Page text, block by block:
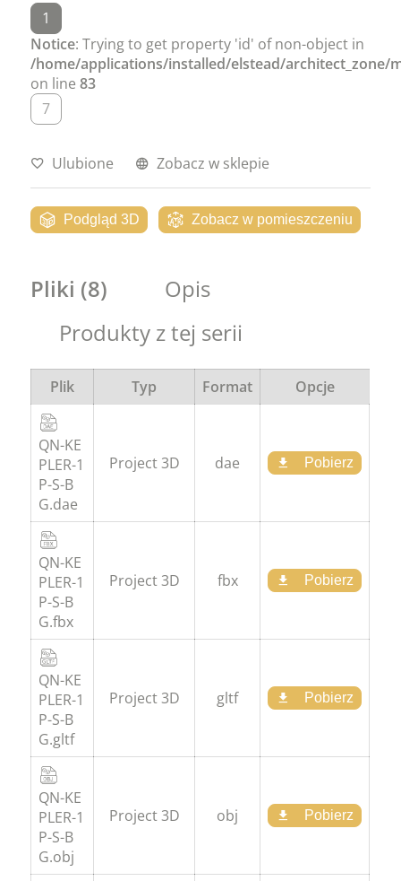
1
Notice: Trying to get property 'id' of non-object in
/home/applications/installed/elstead/
on line 83
7
Ulubione Zobacz w sklepie
Podgląd 3D Zobacz w pomieszczeniu
Pliki (8)
Opis
Produkty z tej serii
Plik Typ Format Opcje
QN-KE
PLER-1
P-S-B
G.dae
Project 3D dae Pobierz
QN-KE
PLER-1
P-S-B
G.fbx
Project 3D fbx Pobierz
QN-KE
PLER-1
P-S-B
G.gltf
Project 3D gltf Pobierz
QN-KE
PLER-1
P-S-B
G.obj
Project 3D obj Pobierz